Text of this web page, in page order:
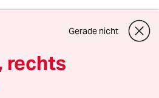
Deutsche sind betroffen
Gerade nicht
rechts